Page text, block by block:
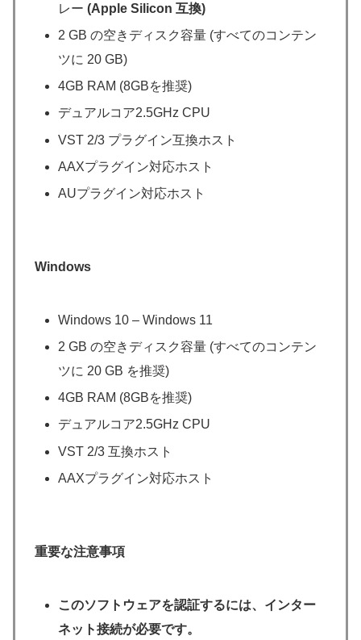
レー(Apple Silicon 互換)
2 GB の空きディスク容量 (すべてのコンテン
ツに 20 GB)
4GB RAM (8GBを推奨)
デュアルコア2.5GHz CPU
VST 2/3 プラグイン互換ホスト
AAXプラグイン対応ホスト
AUプラグイン対応ホスト
Windows
Windows 10 – Windows 11
2 GB の空きディスク容量 (すべてのコンテン
ツに 20 GB を推奨)
4GB RAM (8GBを推奨)
デュアルコア2.5GHz CPU
VST 2/3 互換ホスト
AAXプラグイン対応ホスト
重要な注意事項
このソフトウェアを認証するには、インター
ネット接続が必要です。